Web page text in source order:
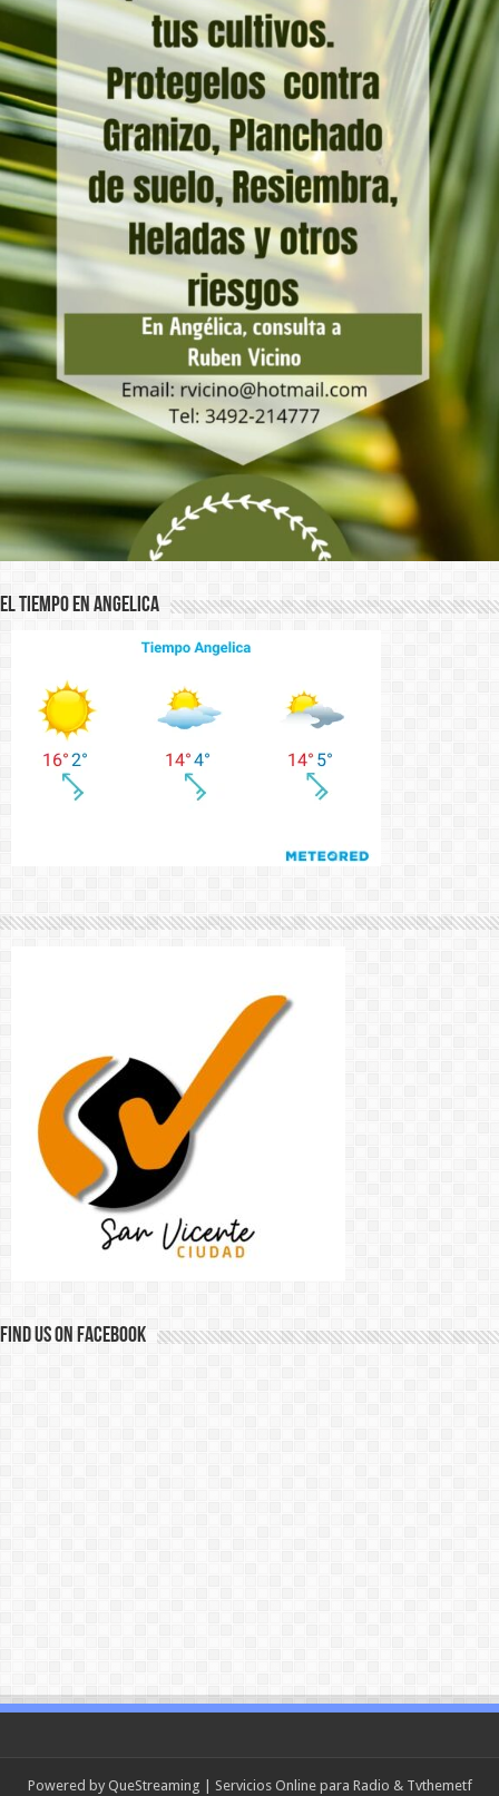
El Tiempo en Angelica
Find us on Facebook
Powered by QueStreaming | Servicios Online para Radio & Tvthemetf